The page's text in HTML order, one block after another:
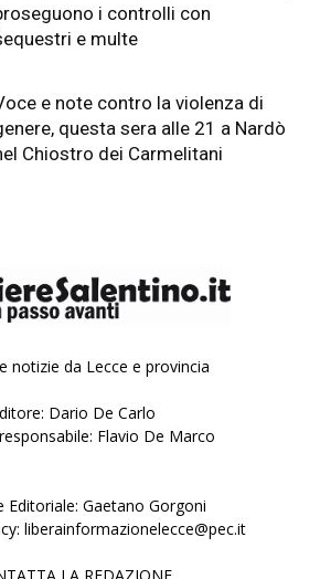
i controlli con
e multe
e note contro la violenza di
questa sera alle 21 a Nardò
Chiostro dei Carmelitani
notizie da Lecce e provincia
Dario De Carlo
Flavio De Marco
Editoriale: Gaetano Gorgoni
liberainformazionelecce@pec.it